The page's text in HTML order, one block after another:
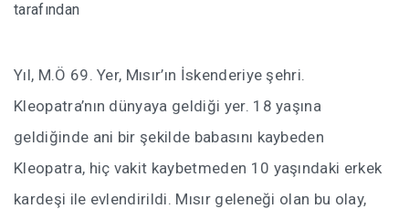
tarafından
Yıl, M.Ö 69. Yer, Mısır’ın İskenderiye şehri.
Kleopatra’nın dünyaya geldiği yer. 18 yaşına
geldiğinde ani bir şekilde babasını kaybeden
Kleopatra, hiç vakit kaybetmeden 10 yaşındaki erkek
kardeşi ile evlendirildi. Mısır geleneği olan bu olay,